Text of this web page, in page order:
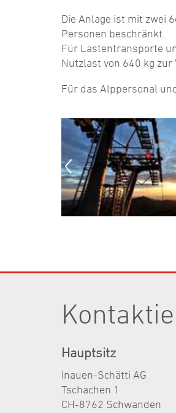
Die Anlage ist mit zwei
Personen beschränkt.
Für Lastentransporte
Nutzlast von 640 kg zur
Für das Alppersonal
Hauptsitz
Inauen-Schätti AG
Tschachen 1
CH-8762 Schwanden